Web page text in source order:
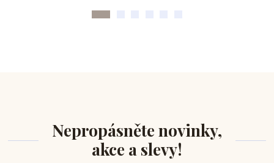
Nepropásněte novinky,
akce a slevy!